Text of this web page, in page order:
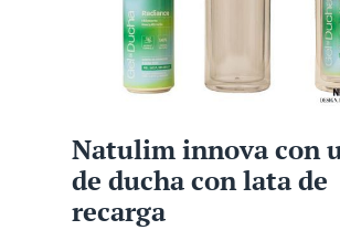
Natulim innova con
de ducha con lata de
recarga